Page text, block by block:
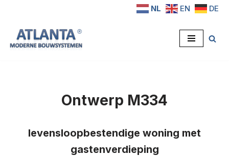
naar
NL EN DE
Ontwerp M334
levensloopbestendige woning met
gastenverdieping